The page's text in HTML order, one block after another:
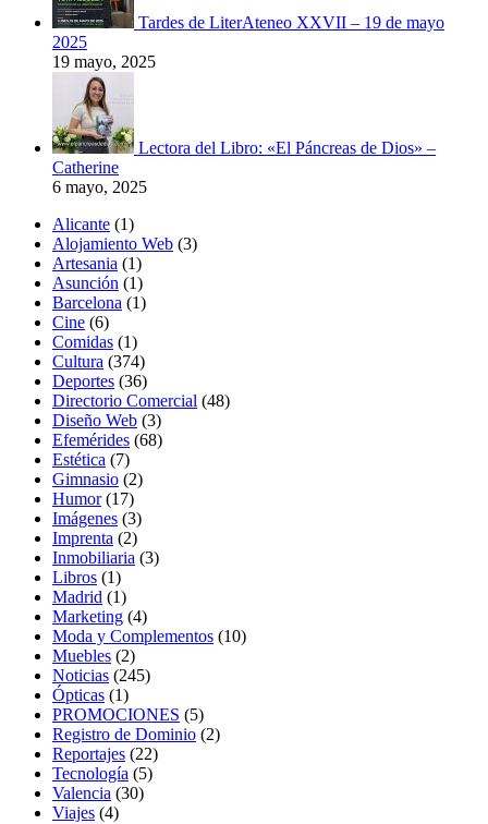
Tardes de LiterAteneo XXVII – 19 de mayo
2025
19 mayo, 2025
Lectora del Libro: «El Páncreas de Dios» –
Catherine
6 mayo, 2025
Alicante (1)
Alojamiento Web (3)
Artesania (1)
Asunción (1)
Barcelona (1)
Cine (6)
Comidas (1)
Cultura (374)
Deportes (36)
Directorio Comercial (48)
Diseño Web (3)
Efemérides (68)
Estética (7)
Gimnasio (2)
Humor(17)
Imágenes (3)
Imprenta (2)
Inmobiliaria (3)
Libros (1)
Madrid (1)
Marketing (4)
Moda y Complementos (10)
Muebles (2)
Noticias (245)
Ópticas (1)
PROMOCIONES (5)
Registro de Dominio (2)
Reportajes (22)
Tecnología (5)
Valencia (30)
Viajes (4)